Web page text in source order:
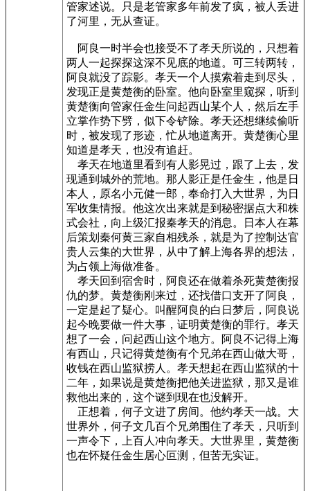
管家述说。只是老管家多年前发了疯，被人丢进
了河里，无从查证。
阿良一时半会也接受不了孝天所说的，只想着
两人一起探探这深不见底的地道。可三转两转，
阿良就没了踪影。孝天一个人摸索着走到尽头，
发现正是黄楚衡的卧室。他向卧室里窥探，听到
黄楚衡向管家任金生问起西山某个人，然后左手
立掌作势下劈，似下令铲除。孝天还想继续偷听
时，被发现了形迹，忙从地道离开。黄楚衡心里
知道是孝天，也没有追赶。
孝天在地道里看到有人影晃过，跟了上去，发
现通到城外的荒地。那人影正是任金生，他是日
本人，原名小元健一郎，奉命打入大世界，为日
军收集情报。他这次出来就是到秘密据点大和株
式会社，向上级汇报秦孝天的消息。日本人在幕
后策划秦何黄三家自相残杀，就是为了控制达官
贵人云集的大世界，从中了解上海各界的想法，
为占领上海做准备。
孝天回到宿舍时，阿良还在做着杀死黄楚衡报
仇的梦。黄楚衡刚来过，还找借口支开了阿良，
一定是起了疑心。叫醒阿良的白日梦后，阿良说
起今晚要做一件大事，证明黄楚衡的罪行。孝天
想了一会，问起西山这个地方。阿良不记得上海
有西山，只记得黄楚衡有个兄弟在西山做大哥，
收钱在西山监狱捞人。孝天想起在西山监狱的十
二年，如果说是黄楚衡把他关进监狱，那又是谁
救他出来的，这个谜到现在也没解开。
正想着，何子文进了房间。他约孝天一战。大
世界外，何子文几百个兄弟围住了孝天，只听到
一声令下，上百人冲向孝天。大世界里，黄楚衡
也在怀疑任金生居心叵测，但苦无实证。